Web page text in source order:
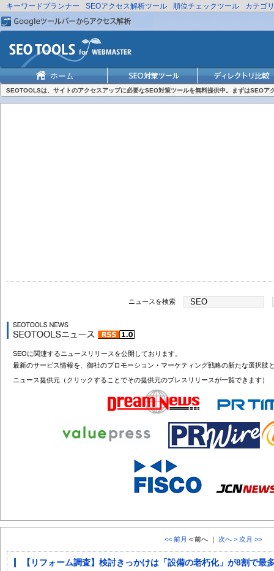
キーワードプランナー SEOアクセス解析ツール 順位チェックツール カテゴ
SEOTOOLSは、サイトのアクセスアップに必要なSEO対策ツールを無料提供中。まずはSEOア
ニュースを検索
SEOに関連するニュースリリースを公開しております。
最新のサービス情報を、御社のプロモーション・マーケティング戦略の新たな選択肢
ニュース提供元（クリックすることでその提供元のプレスリリースが一覧できます）
<< 前月 < 前へ ｜ 次へ > 次月 >>
【リフォーム調査】検討きっかけは「設備の老朽化」が8割で最